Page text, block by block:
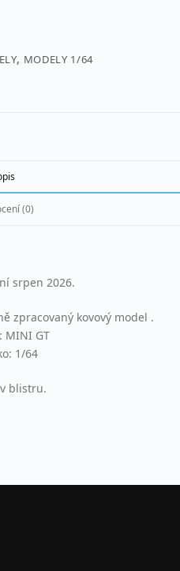
#77
Class
Winner,
green
Blister
, MODELY 1/64
(0)
srpen 2026.
zpracovaný kovový model .
MINI GT
1/64
blistru.